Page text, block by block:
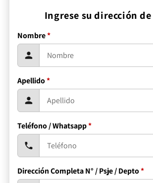
Ingrese su dirección
Nombre*
Apellido*
Teléfono / Whatsapp*
Dirección Completa N° / Psje / Depto*